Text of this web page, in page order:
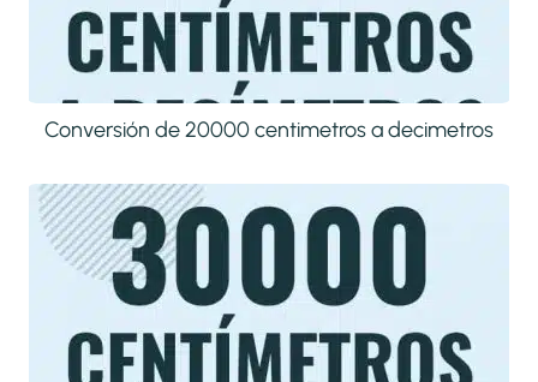
Conversión de 20000 centimetros a decimetros